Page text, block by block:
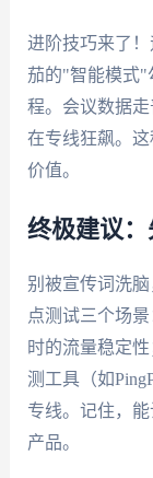
进阶技巧来了
茄的"智能模式"
程。会议数据
在专线狂飙。
价值。
终极建议
别被宣传词洗
点测试三个场
时的流量稳定
测工具（如
专线。记住，
产品。